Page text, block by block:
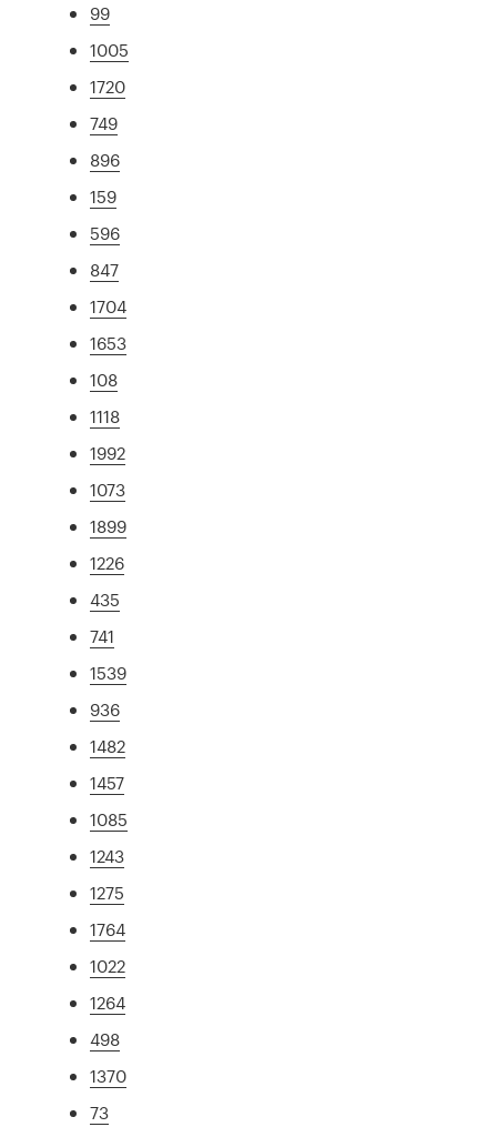
99
1005
1720
749
896
159
596
847
1704
1653
108
1118
1992
1073
1899
1226
435
741
1539
936
1482
1457
1085
1243
1275
1764
1022
1264
498
1370
73